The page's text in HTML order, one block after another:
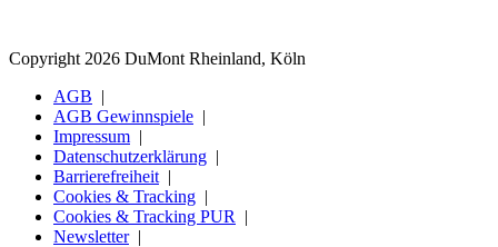
Copyright 2026 DuMont Rheinland, Köln
AGB
AGB Gewinnspiele
Impressum
Datenschutzerklärung
Barrierefreiheit
Cookies & Tracking
Cookies & Tracking PUR
Newsletter